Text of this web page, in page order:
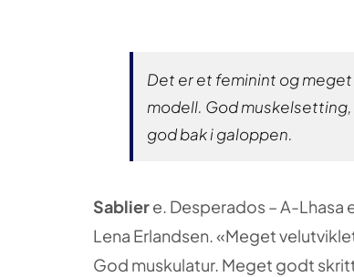
Det er et feminint og
modell. God
god bak i galoppen.
Sabliere. Desperados – A-Lhasa
Lena Erlandsen. «Meget
God muskulatur. Meget godt